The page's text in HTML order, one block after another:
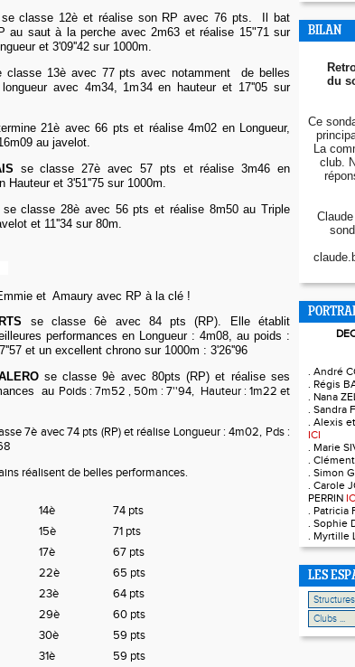
se classe 12è et réalise son RP avec 76 pts. Il bat
au saut à la perche avec 2m63 et réalise 15"71 sur
et 3'09''42 sur 1000m.
13è avec 77 pts avec notamment de belles
avec 4m34, 1m34 en hauteur et 17''05 sur
21è avec 66 pts et réalise 4m02 en Longueur,
au javelot.
se classe 27è avec 57 pts et réalise 3m46 en
Hauteur et 3'51''75 sur 1000m.
classe 28è avec 56 pts et réalise 8m50 au Triple
et 11''34 sur 80m.
et Amaury avec RP à la clé !
se classe 6è avec 84 pts (RP). Elle établit
performances en Longueur : 4m08, au poids :
et un excellent chrono sur 1000m : 3'26''96
se classe 9è avec 80pts (RP) et réalise ses
au Poids : 7m52 , 50m : 7''94, Hauteur : 1m22 et
7è avec 74 pts (RP) et réalise Longueur : 4m02, Pds :
réalisent de belles performances.
14è
74 pts
15è
71 pts
17è
67 pts
22è
65 pts
23è
64 pts
29è
60 pts
30è
59 pts
31è
59 pts
BILAN
du
Ce
La
club.
. André
. Régis
. Nana
. Sandra
. Alexis
ICI
. Marie
.
. Simon
. Carole
PERRIN
. Patricia
. Sophie
. Myrtille
LES